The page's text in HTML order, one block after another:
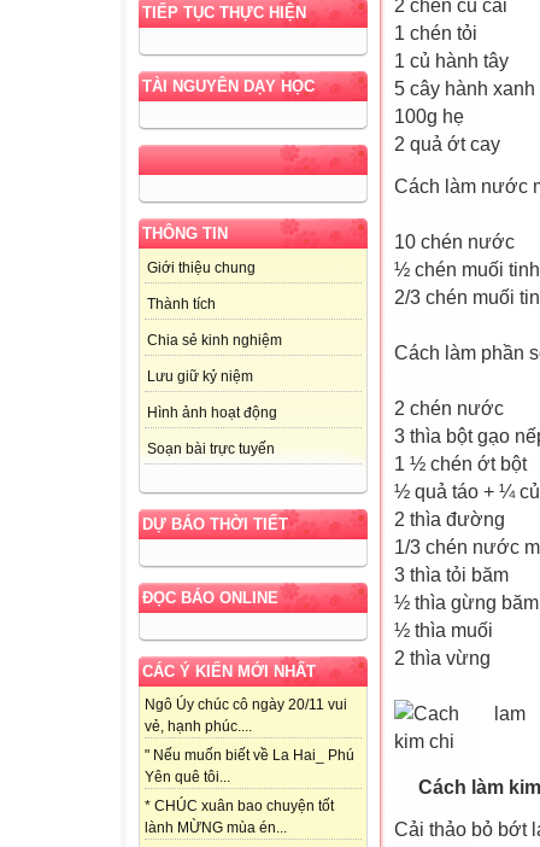
TIẾP TỤC THỰC HIỆN
TÀI NGUYÊN DẠY HỌC
THÔNG TIN
Giới thiệu chung
Thành tích
Chia sẻ kinh nghiệm
Lưu giữ kỷ niệm
Hình ảnh hoạt động
Soạn bài trực tuyến
DỰ BÁO THỜI TIẾT
ĐỌC BÁO ONLINE
CÁC Ý KIẾN MỚI NHẤT
Ngô Úy chúc cô ngày 20/11 vui
vẻ, hạnh phúc....
" Nếu muốn biết về La Hai_ Phú
Yên quê tôi...
* CHÚC xuân bao chuyện tốt
lành MỪNG mùa én...
2 chén củ cải
1 chén tỏi
1 củ hành tây
5 cây hành xanh
100g hẹ
2 quả ớt cay
Cách làm nước
10 chén nước
½ chén muối
2/3 chén muối
Cách làm phần
2 chén nước
3 thìa bột gạo
1 ½ chén ớt bột
½ quả táo + ¼
2 thìa đường
1/3 chén nước
3 thìa tỏi băm
½ thìa gừng băm
½ thìa muối
2 thìa vừng
Cách làm
Cải thảo bỏ bớt